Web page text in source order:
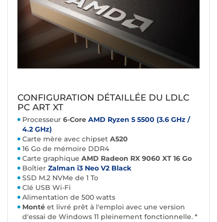
CONFIGURATION DÉTAILLÉE DU LDLC
PC ART XT
Processeur 6-Core AMD Ryzen 5 5500 (3.6 GHz /
4.2 GHz)
Carte mère avec chipset A520
16 Go de mémoire DDR4
Carte graphique AMD Radeon RX 9060 XT 16 Go
Boîtier Zalman i3 Neo V2 Black
SSD M.2 NVMe de 1 To
Clé USB Wi-Fi
Alimentation de 500 watts
Monté et livré prêt à l'emploi avec une version
d'essai de Windows 11 pleinement fonctionnelle. *